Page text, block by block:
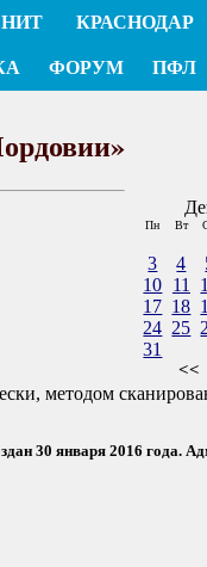
КРАСНОДАР
ФОРУМ ПФЛ
Пн Вт
3
4
10 11
17 18
24 25
31
<<
методом
30 января 2016 года.